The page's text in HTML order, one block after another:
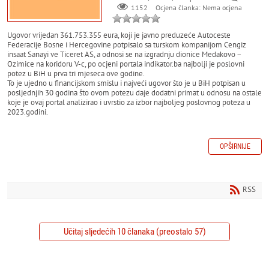
1152
Ocjena članka: Nema ocjena
Ugovor vrijedan 361.753.355 eura, koji je javno preduzeće Autoceste
Federacije Bosne i Hercegovine potpisalo sa turskom kompanijom Cengiz
insaat Sanayi ve Ticeret AS, a odnosi se na izgradnju dionice Medakovo –
Ozimice na koridoru V-c, po ocjeni portala indikator.ba najbolji je poslovni
potez u BiH u prva tri mjeseca ove godine.
To je ujedno u financijskom smislu i najveći ugovor što je u BiH potpisan u
posljednjih 30 godina što ovom potezu daje dodatni primat u odnosu na ostale
koje je ovaj portal analizirao i uvrstio za izbor najboljeg poslovnog poteza u
2023.godini.
OPŠIRNIJE
RSS
Učitaj sljedećih 10 članaka (preostalo 57)